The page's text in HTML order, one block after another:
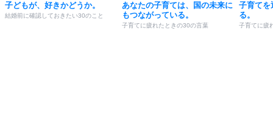
子どもが、好きかどうか。
結婚前に確認しておきたい30のこと
あなたの子育ては、国の未来に
もつながっている。
子育てに疲れたときの30の言葉
子育てを
る。
子育てに疲